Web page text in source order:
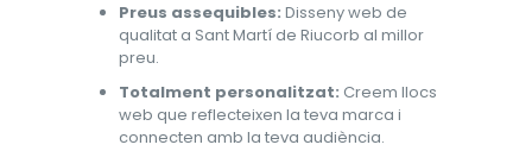
Preus assequibles: Disseny web de
qualitat a Sant Martí de Riucorb al millor
preu.
Totalment personalitzat: Creem llocs
web que reflecteixen la teva marca i
connecten amb la teva audiència.